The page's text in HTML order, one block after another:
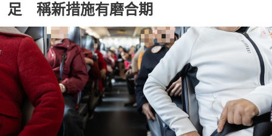
足 稱新措施有磨合期